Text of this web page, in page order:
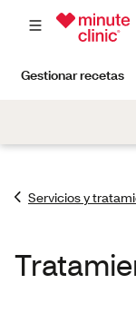
Servicios y